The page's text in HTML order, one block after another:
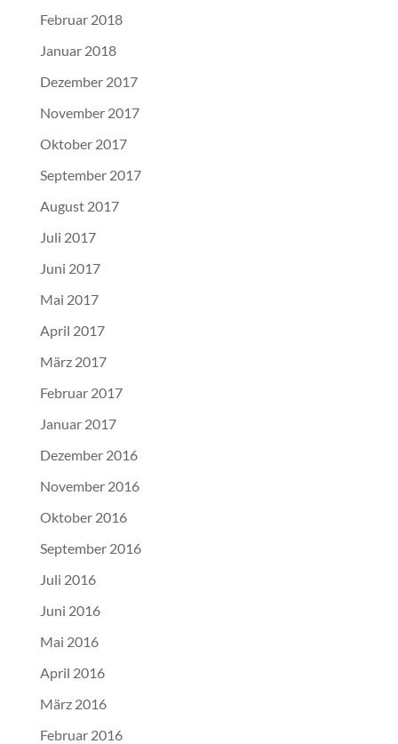
Februar 2018
Januar 2018
Dezember 2017
November 2017
Oktober 2017
September 2017
August 2017
Juli 2017
Juni 2017
Mai 2017
April 2017
März 2017
Februar 2017
Januar 2017
Dezember 2016
November 2016
Oktober 2016
September 2016
Juli 2016
Juni 2016
Mai 2016
April 2016
März 2016
Februar 2016